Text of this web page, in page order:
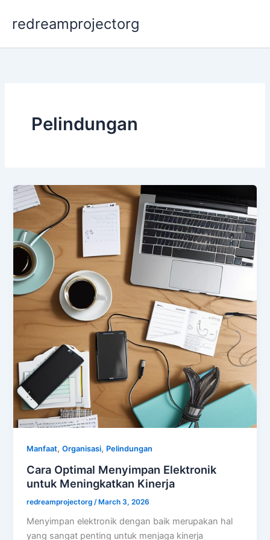
redreamprojectorg
Pelindungan
Manfaat,Organisasi, Pelindungan
Cara Optimal Menyimpan Elektronik
untuk Meningkatkan Kinerja
redreamprojectorg /March 3, 2026
Menyimpan elektronik dengan baik merupakan hal
yang sangat penting untuk menjaga kinerja